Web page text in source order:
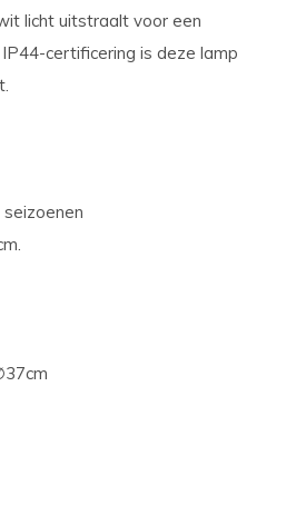
licht uitstraalt voor een
certificering is deze lamp